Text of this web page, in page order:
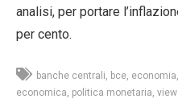
analisi, per portare
per cento.
banche centrali bce economia
economica politica monetaria